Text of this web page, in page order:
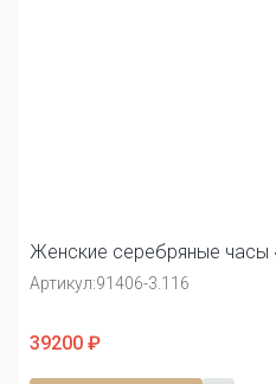
Женские серебряные часы
Артикул:91406-3.116
39200 ₽